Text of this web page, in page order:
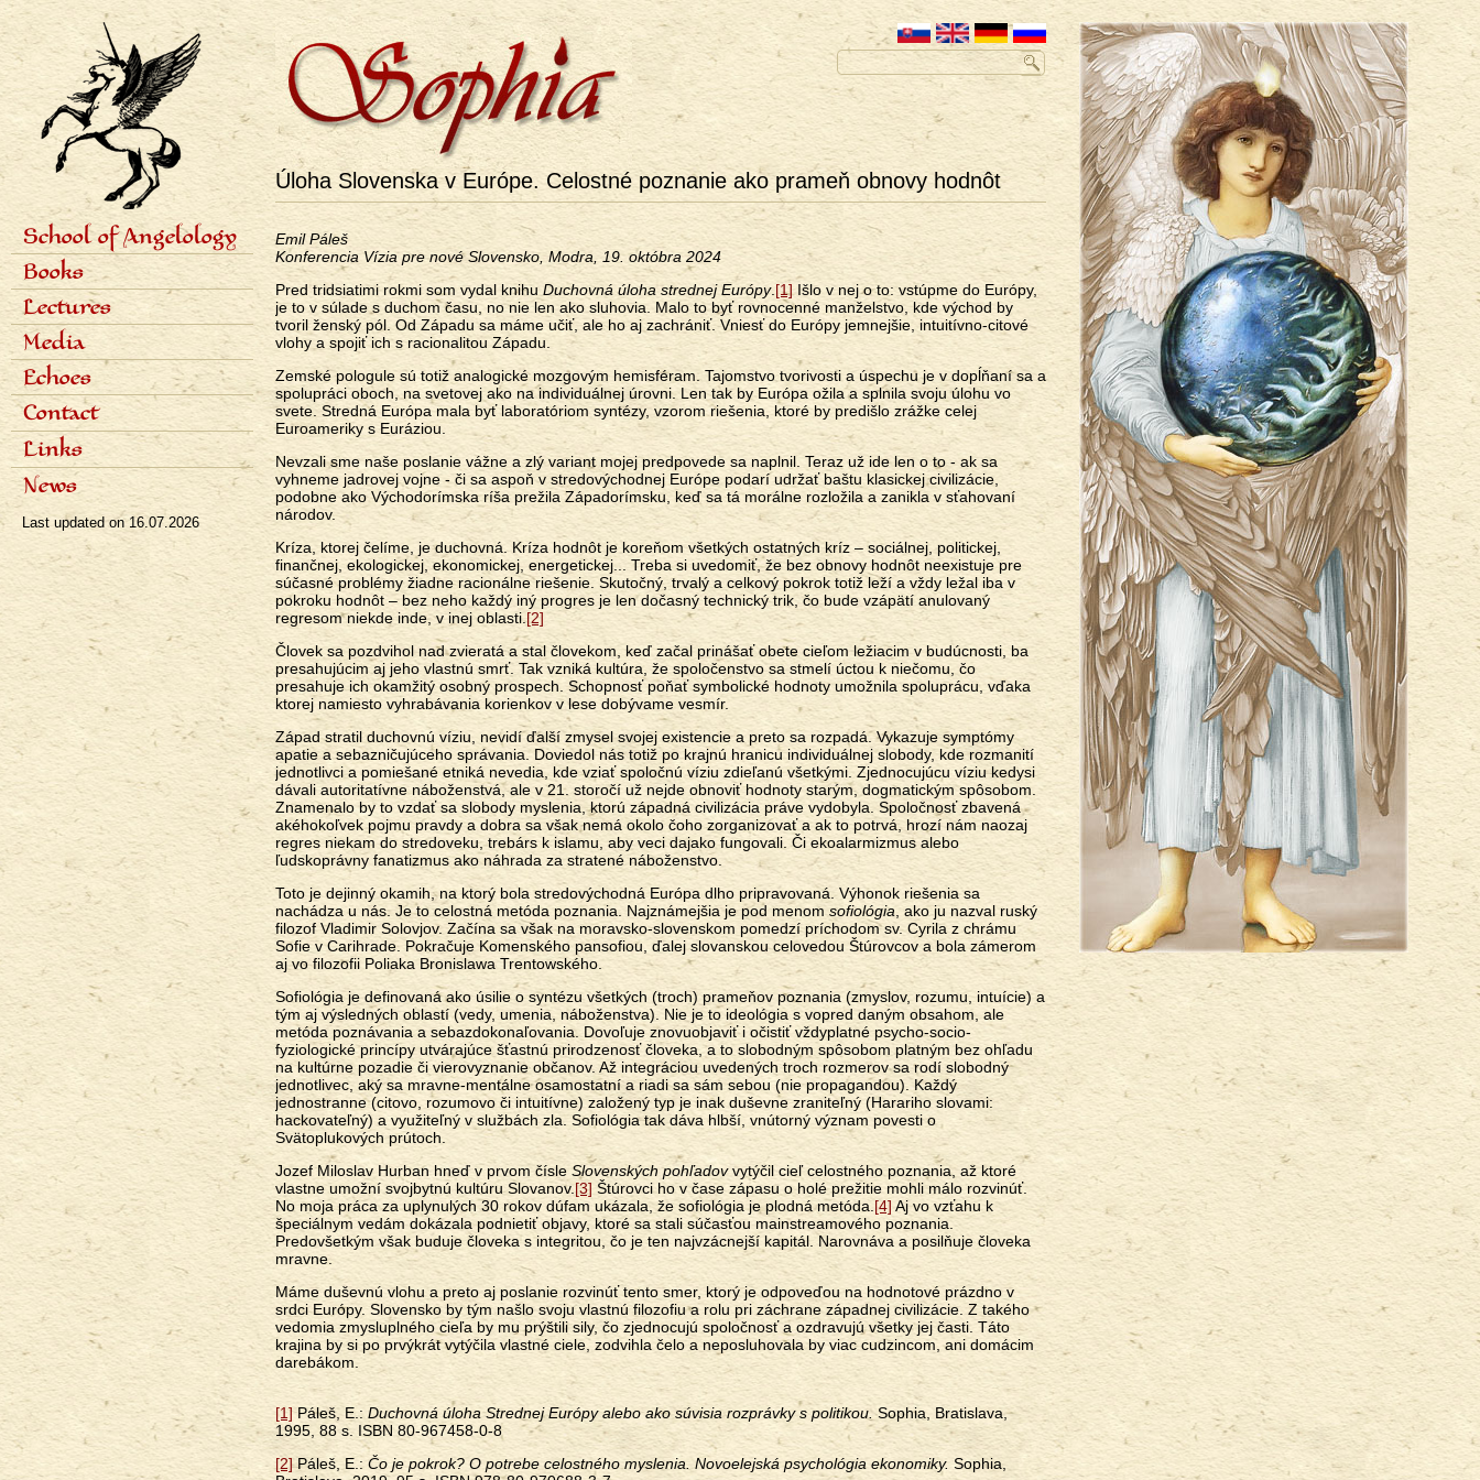
Úloha Slovenska v Európe. Celostné poznanie ako prameň obnovy hodnôt
Emil Páleš
Konferencia Vízia pre nové Slovensko, Modra, 19. októbra 2024
Pred tridsiatimi rokmi som vydal knihu Duchovná úloha strednej Európy. [1]Išlo v nej o to: vstúpme do Európy,
je to v súlade s duchom času, no nie len ako sluhovia. Malo to byť rovnocenné manželstvo, kde východ by
tvoril ženský pól. Od Západu sa máme učiť, ale ho aj zachrániť. Vniesť do Európy jemnejšie, intuitívno-citové
vlohy a spojiť ich s racionalitou Západu.
Zemské pologule sú totiž analogické mozgovým hemisféram. Tajomstvo tvorivosti a úspechu je v dopĺňaní sa a
spolupráci oboch, na svetovej ako na individuálnej úrovni. Len tak by Európa ožila a splnila svoju úlohu vo
svete. Stredná Európa mala byť laboratóriom syntézy, vzorom riešenia, ktoré by predišlo zrážke celej
Euroameriky s Euráziou.
Nevzali sme naše poslanie vážne a zlý variant mojej predpovede sa naplnil. Teraz už ide len o to - ak sa
vyhneme jadrovej vojne - či sa aspoň v stredovýchodnej Európe podarí udržať baštu klasickej civilizácie,
podobne ako Východorímska ríša prežila Západorímsku, keď sa tá morálne rozložila a zanikla v sťahovaní
národov.
Kríza, ktorej čelíme, je duchovná. Kríza hodnôt je koreňom všetkých ostatných kríz – sociálnej, politickej,
finančnej, ekologickej, ekonomickej, energetickej... Treba si uvedomiť, že bez obnovy hodnôt neexistuje pre
súčasné problémy žiadne racionálne riešenie. Skutočný, trvalý a celkový pokrok totiž leží a vždy ležal iba v
pokroku hodnôt – bez neho každý iný progres je len dočasný technický trik, čo bude vzápätí anulovaný
regresom niekde inde, v inej oblasti.[2]
Človek sa pozdvihol nad zvieratá a stal človekom, keď začal prinášať obete cieľom ležiacim v budúcnosti, ba
presahujúcim aj jeho vlastnú smrť. Tak vzniká kultúra, že spoločenstvo sa stmelí úctou k niečomu, čo
presahuje ich okamžitý osobný prospech. Schopnosť poňať symbolické hodnoty umožnila spoluprácu, vďaka
ktorej namiesto vyhrabávania korienkov v lese dobývame vesmír.
Západ stratil duchovnú víziu, nevidí ďalší zmysel svojej existencie a preto sa rozpadá. Vykazuje symptómy
apatie a sebazničujúceho správania. Doviedol nás totiž po krajnú hranicu individuálnej slobody, kde rozmanití
jednotlivci a pomiešané etniká nevedia, kde vziať spoločnú víziu zdieľanú všetkými. Zjednocujúcu víziu kedysi
dávali autoritatívne náboženstvá, ale v 21. storočí už nejde obnoviť hodnoty starým, dogmatickým spôsobom.
Znamenalo by to vzdať sa slobody myslenia, ktorú západná civilizácia práve vydobyla. Spoločnosť zbavená
akéhokoľvek pojmu pravdy a dobra sa však nemá okolo čoho zorganizovať a ak to potrvá, hrozí nám naozaj
regres niekam do stredoveku, trebárs k islamu, aby veci dajako fungovali. Či ekoalarmizmus alebo
ľudskoprávny fanatizmus ako náhrada za stratené náboženstvo.
Toto je dejinný okamih, na ktorý bola stredovýchodná Európa dlho pripravovaná. Výhonok riešenia sa
nachádza u nás. Je to celostná metóda poznania. Najznámejšia je pod menom sofiológia , ako ju nazval ruský
filozof Vladimir Solovjov. Začína sa však na moravsko-slovenskom pomedzí príchodom sv. Cyrila z chrámu
Sofie v Carihrade. Pokračuje Komenského pansofiou, ďalej slovanskou celovedou Štúrovcov a bola zámerom
aj vo filozofii Poliaka Bronislawa Trentowského.
Sofiológia je definovaná ako úsilie o syntézu všetkých (troch) prameňov poznania (zmyslov, rozumu, intuície) a
tým aj výsledných oblastí (vedy, umenia, náboženstva). Nie je to ideológia s vopred daným obsahom, ale
metóda poznávania a sebazdokonaľovania. Dovoľuje znovuobjaviť i očistiť vždyplatné psycho-socio-
fyziologické princípy utvárajúce šťastnú prirodzenosť človeka, a to slobodným spôsobom platným bez ohľadu
na kultúrne pozadie či vierovyznanie občanov. Až integráciou uvedených troch rozmerov sa rodí slobodný
jednotlivec, aký sa mravne-mentálne osamostatní a riadi sa sám sebou (nie propagandou). Každý
jednostranne (citovo, rozumovo či intuitívne) založený typ je inak duševne zraniteľný (Harariho slovami:
hackovateľný) a využiteľný v službách zla. Sofiológia tak dáva hlbší, vnútorný význam povesti o
Svätoplukových prútoch.
Jozef Miloslav Hurban hneď v prvom čísle Slovenských pohľadovvytýčil cieľ celostného poznania, až ktoré
vlastne umožní svojbytnú kultúru Slovanov. [3] Štúrovci ho v čase zápasu o holé prežitie mohli málo rozvinúť.
No moja práca za uplynulých 30 rokov dúfam ukázala, že sofiológia je plodná metóda. [4] Aj vo vzťahu k
špeciálnym vedám dokázala podnietiť objavy, ktoré sa stali súčasťou mainstreamového poznania.
Predovšetkým však buduje človeka s integritou, čo je ten najvzácnejší kapitál. Narovnáva a posilňuje človeka
mravne.
Máme duševnú vlohu a preto aj poslanie rozvinúť tento smer, ktorý je odpoveďou na hodnotové prázdno v
srdci Európy. Slovensko by tým našlo svoju vlastnú filozofiu a rolu pri záchrane západnej civilizácie. Z takého
vedomia zmysluplného cieľa by mu prýštili sily, čo zjednocujú spoločnosť a ozdravujú všetky jej časti. Táto
krajina by si po prvýkrát vytýčila vlastné ciele, zodvihla čelo a neposluhovala by viac cudzincom, ani domácim
darebákom.
[1]Páleš, E.: Duchovná úloha Strednej Európy alebo ako súvisia rozprávky s politikou.Sophia, Bratislava,
1995, 88 s. ISBN 80-967458-0-8
[2]Páleš, E.: Čo je pokrok? O potrebe celostného myslenia. Novoelejská psychológia ekonomiky. Sophia,
Primárne
odkazy
eng
School of Angelology
Content of the school
Seven classes
Photo gallery
Books
Seven archangels
Lectures
Schedule of lectures
Records of lectures
Media
Scientific articles
Popular articles
Interviews
Radio
Television
Bibliography
Echoes
Dialogues
Reviews
Awards
Contact
Links
News
Last updated on 16.07.2026